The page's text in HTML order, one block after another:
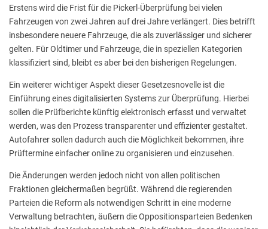
Erstens wird die Frist für die Pickerl-Überprüfung bei vielen
Fahrzeugen von zwei Jahren auf drei Jahre verlängert. Dies betrifft
insbesondere neuere Fahrzeuge, die als zuverlässiger und sicherer
gelten. Für Oldtimer und Fahrzeuge, die in speziellen Kategorien
klassifiziert sind, bleibt es aber bei den bisherigen Regelungen.
Ein weiterer wichtiger Aspekt dieser Gesetzesnovelle ist die
Einführung eines digitalisierten Systems zur Überprüfung. Hierbei
sollen die Prüfberichte künftig elektronisch erfasst und verwaltet
werden, was den Prozess transparenter und effizienter gestaltet.
Autofahrer sollen dadurch auch die Möglichkeit bekommen, ihre
Prüftermine einfacher online zu organisieren und einzusehen.
Die Änderungen werden jedoch nicht von allen politischen
Fraktionen gleichermaßen begrüßt. Während die regierenden
Parteien die Reform als notwendigen Schritt in eine moderne
Verwaltung betrachten, äußern die Oppositionsparteien Bedenken